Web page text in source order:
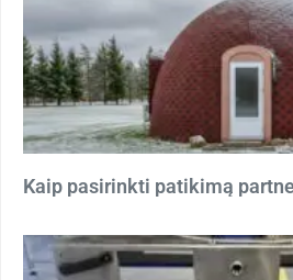
Kaip pasirinkti patikimą